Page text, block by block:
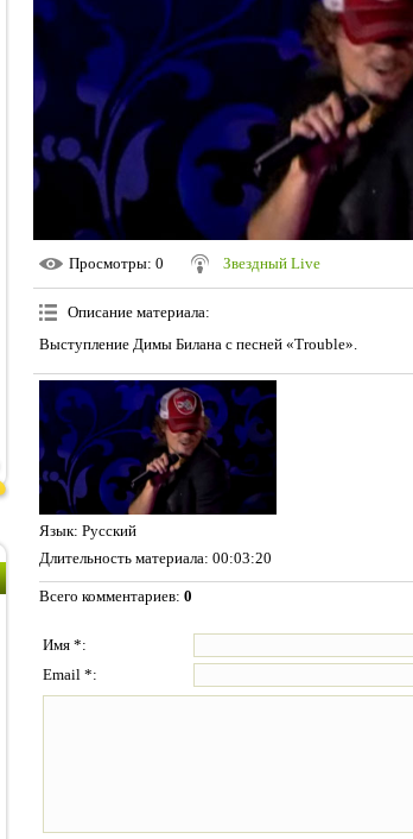
Просмотры: 0 Звездный Live
Описание материала:
Выступление Димы Билана с песней «Trouble».
Язык: Русский
Длительность материала: 00:03:20
Всего комментариев: 0
Имя *:
Email *: